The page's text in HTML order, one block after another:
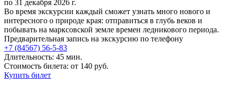
по 31 декабря 2026 г.
Во время экскурсии каждый сможет узнать много нового и
интересного о природе края: отправиться в глубь веков и
побывать на марксовской земле времен ледникового периода.
Предварительная запись на экскурсию по телефону
+7 (84567) 56-5-83
Длительность: 45 мин.
Стоимость билета: от 140 руб.
Купить билет